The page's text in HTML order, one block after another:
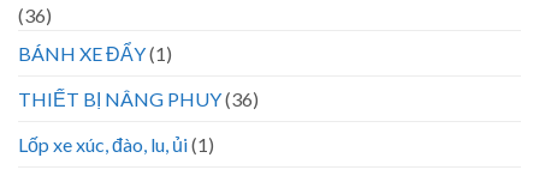
(36)
BÁNH XE ĐẨY(1)
THIẾT BỊ NÂNG PHUY(36)
Lốp xe xúc, đào, lu, ủi(1)